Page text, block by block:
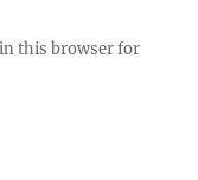
in this browser for